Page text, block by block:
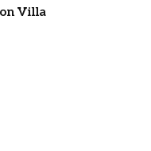
Villa